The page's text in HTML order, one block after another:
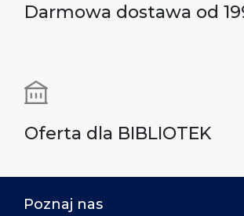
Darmowa dostawa od
Oferta dla BIBLIOTEK
Poznaj nas